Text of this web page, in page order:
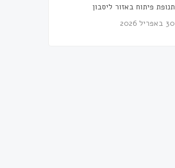
תנופת פיתוח באזור ליסבון
30 באפריל 2026